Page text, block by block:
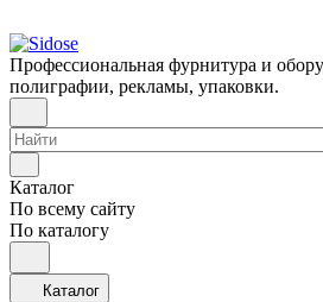
Профессиональная фурнитура и
полиграфии, рекламы, упаковки.
Каталог
По всему сайту
По каталогу
Каталог